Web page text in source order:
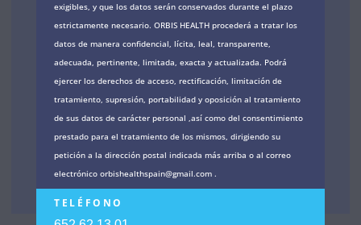
exigibles, y que los datos serán conservados durante el plazo
estrictamente necesario. ORBIS HEALTH procederá a tratar los
datos de manera confidencial, lícita, leal, transparente,
adecuada, pertinente, limitada, exacta y actualizada. Podrá
ejercer los derechos de acceso, rectificación, limitación de
tratamiento, supresión, portabilidad y oposición al tratamiento
de sus datos de carácter personal ,así como del consentimiento
prestado para el tratamiento de los mismos, dirigiendo su
petición a la dirección postal indicada más arriba o al correo
electrónico orbishealthspain@gmail.com .
TELÉFONO